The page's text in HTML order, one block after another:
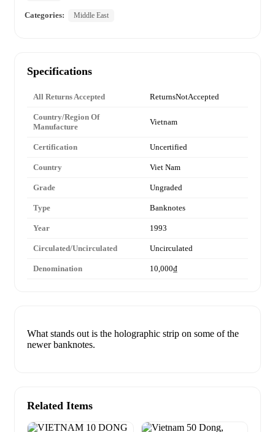
Categories: Middle East
Specifications
All Returns Accepted ReturnsNotAccepted
Country/Region Of
Manufacture
Vietnam
Certification Uncertified
Country Viet Nam
Grade Ungraded
Type Banknotes
Year 1993
Circulated/Uncirculated Uncirculated
Denomination 10,000₫
What stands out is the holographic strip on some of the
newer banknotes.
Related Items